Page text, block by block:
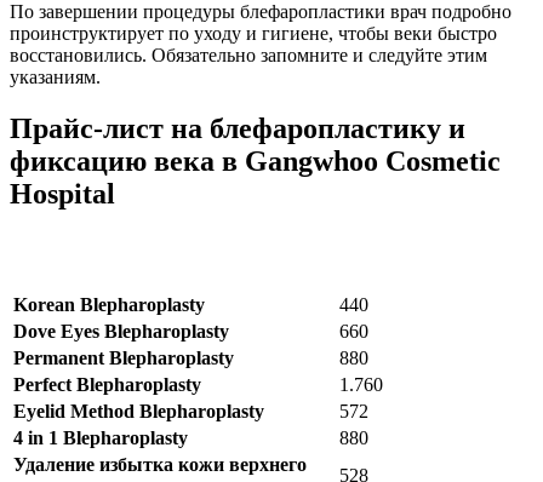
По завершении процедуры блефаропластики врач подробно
проинструктирует по уходу и гигиене, чтобы веки быстро
восстановились. Обязательно запомните и следуйте этим
указаниям.
Прайс-лист на блефаропластику и
фиксацию века в Gangwhoo Cosmetic
Hospital
Korean Blepharoplasty
440
Dove Eyes Blepharoplasty
660
Permanent Blepharoplasty
880
Perfect Blepharoplasty
1.760
Eyelid Method Blepharoplasty
572
4 in 1 Blepharoplasty
880
Удаление избытка кожи верхнего
528